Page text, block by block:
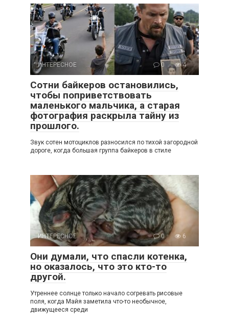
ИНТЕРЕСНОЕ 0 4
Сотни байкеров остановились,
чтобы поприветствовать
маленького мальчика, а старая
фотография раскрыла тайну из
прошлого.
Звук сотен мотоциклов разносился по тихой загородной
дороге, когда большая группа байкеров в стиле
ИНТЕРЕСНОЕ 0 6
Они думали, что спасли котенка,
но оказалось, что это кто-то
другой.
Утреннее солнце только начало согревать рисовые
поля, когда Майя заметила что-то необычное,
движущееся среди